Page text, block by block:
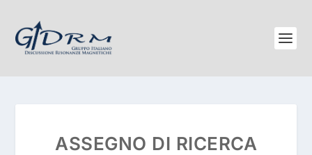
ASSEGNO DI RICERCA